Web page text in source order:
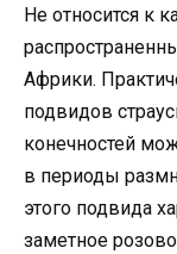
Не относится к
Африки.
подвидов
конечностей
в периоды
этого подвида
заметное